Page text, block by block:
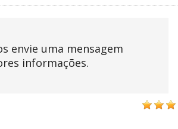
envie uma mensagem
informações.